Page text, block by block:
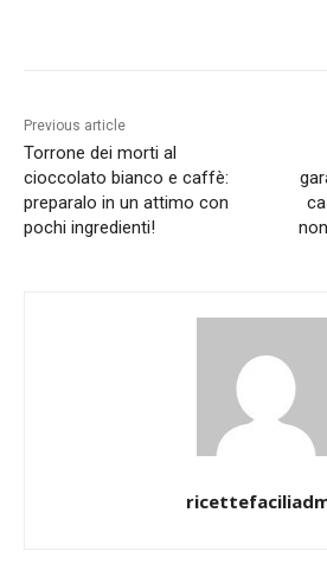
Previous article
Torrone dei morti al
cioccolato bianco e caffè:
preparalo in un attimo con
pochi ingredienti!